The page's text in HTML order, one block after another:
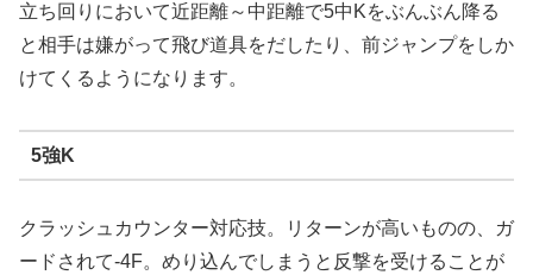
立ち回りにおいて近距離～中距離で5中Kをぶんぶん降る
と相手は嫌がって飛び道具をだしたり、前ジャンプをしか
けてくるようになります。
5強K
クラッシュカウンター対応技。リターンが高いものの、ガ
ードされて-4F。めり込んでしまうと反撃を受けることが